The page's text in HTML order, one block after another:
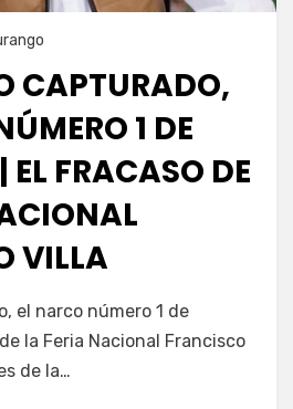
CAPTURADO,
1 DE
FRACASO DE
VILLA
Servín
el narco número 1 de
la Feria Nacional Francisco
de la…